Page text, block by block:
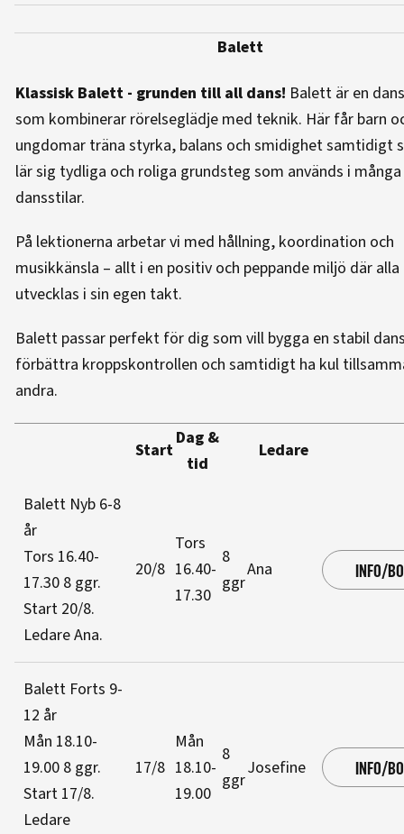
Balett
Klassisk Balett - grunden till all dans! Balett är en
som kombinerar rörelseglädje med teknik. Här får barn
ungdomar träna styrka, balans och smidighet samtidigt
lär sig tydliga och roliga grundsteg som används i
dansstilar.
På lektionerna arbetar vi med hållning, koordination och
musikkänsla – allt i en positiv och peppande miljö där alla
utvecklas i sin egen takt.
Balett passar perfekt för dig som vill bygga en stabil
förbättra kroppskontrollen och samtidigt ha kul
andra.
Start
Dag &
tid
Ledare
Balett Nyb 6-8
år
Tors 16.40-
17.30 8 ggr.
Start 20/8.
Ledare Ana.
20/8
Tors
16.40-
17.30
8
ggr
Ana INFO/
Balett Forts 9-
12 år
Mån 18.10-
19.00 8 ggr.
Start 17/8.
Ledare
17/8
Mån
18.10-
19.00
8
ggr
Josefine INFO/